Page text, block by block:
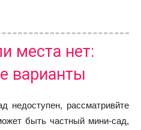
места нет:
варианты
недоступен, рассматривйте
быть частный мини‑сад,